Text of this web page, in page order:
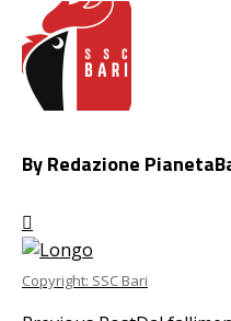
By Redazione
Copyright: SSC Bari